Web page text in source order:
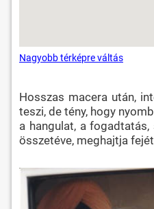
Nagyobb térképre váltás
Hosszas macera után,
teszi, de tény, hogy
a hangulat, a
összetéve, meghajtja